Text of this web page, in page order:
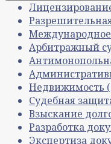
Арбитражный
Недвижимость
Судебная
Взыскание
Разработка
Экспертиза